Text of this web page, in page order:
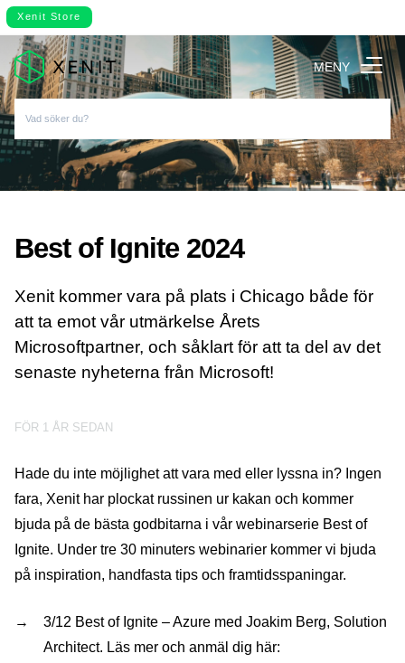
Xenit Store
MENY
Best of Ignite 2024
Xenit kommer vara på plats i Chicago både för
att ta emot vår utmärkelse Årets
Microsoftpartner, och såklart för att ta del av det
senaste nyheterna från Microsoft!
FÖR 1 ÅR SEDAN
Hade du inte möjlighet att vara med eller lyssna in? Ingen
fara, Xenit har plockat russinen ur kakan och kommer
bjuda på de bästa godbitarna i vår webinarserie Best of
Ignite. Under tre 30 minuters webinarier kommer vi bjuda
på inspiration, handfasta tips och framtidsspaningar.
3/12 Best of Ignite – Azure med Joakim Berg, Solution
Architect. Läs mer och anmäl dig här: